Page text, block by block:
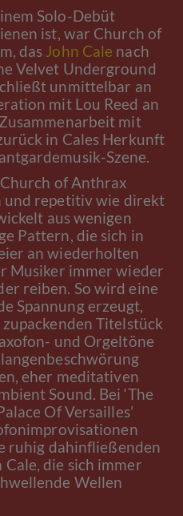
Solo-Debüt
ist, war Church of
das John Cale nach
Velvet Underground
unmittelbar an
mit Lou Reed an
mit
in Cales Herkunft
Szene.
of Anthrax
und repetitiv wie direkt
aus wenigen
Pattern, die sich in
an wiederholten
Musiker immer wieder
reiben. So wird eine
Spannung erzeugt,
Titelstück
und Orgeltöne
eher meditativen
Sound. Bei ‘The
Of Versailles’
ruhig dahinfließenden
die sich immer
Wellen